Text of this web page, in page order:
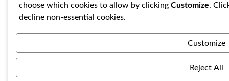
choose which cookies to allow by clicking Customize.
decline non-essential cookies.
Customize
Reject All